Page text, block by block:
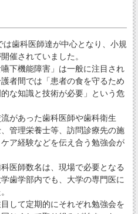
歯科医師達が中心となり、小規
催されていました。
下機能障害」は一般に注目され
者間では「患者の食を守るため
な知識と技術が必要」という危
があった歯科医師や歯科衛生
管理栄養士等、訪問診療先の施
ア経験などを伝え合う勉強会が
医師数名は、現場で必要となる
歯学部内でも、大学の専門医に
して定期的にそれぞれ勉強会を